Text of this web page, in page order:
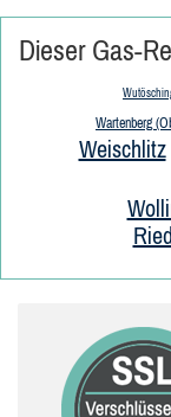
Dieser Gas-
Wartenberg
Weischlitz